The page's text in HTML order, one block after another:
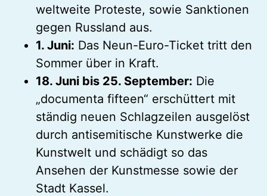
weltweite Proteste, sowie Sanktionen
gegen Russland aus.
1. Juni: Das Neun-Euro-Ticket tritt den
Sommer über in Kraft.
18. Juni bis 25. September: Die
„documenta fifteen“ erschüttert mit
ständig neuen Schlagzeilen ausgelöst
durch antisemitische Kunstwerke die
Kunstwelt und schädigt so das
Ansehen der Kunstmesse sowie der
Stadt Kassel.